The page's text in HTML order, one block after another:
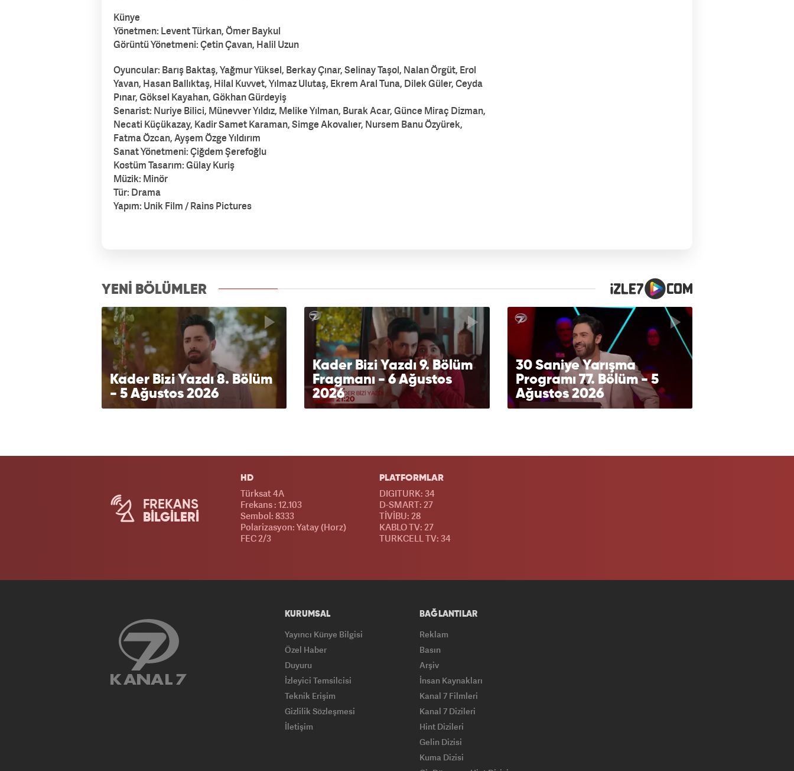
Künye
Yönetmen: Levent Türkan, Ömer Baykul
Görüntü Yönetmeni: Çetin Çavan, Halil Uzun
Oyuncular: Barış Baktaş, Yağmur Yüksel, Berkay Çınar, Selinay Taşol, Nalan Örgüt, Erol
Yavan, Hasan Ballıktaş, Hilal Kuvvet, Yılmaz Ulutaş, Ekrem Aral Tuna, Dilek Güler, Ceyda
Pınar, Göksel Kayahan, Gökhan Gürdeyiş
Senarist: Nuriye Bilici, Münevver Yıldız, Melike Yılman, Burak Acar, Günce Miraç Dizman,
Necati Küçükazay, Kadir Samet Karaman, Simge Akovalıer, Nursem Banu Özyürek,
Fatma Özcan, Ayşem Özge Yıldırım
Sanat Yönetmeni: Çiğdem Şerefoğlu
Kostüm Tasarım: Gülay Kuriş
Müzik: Minör
Tür: Drama
Yapım: Unik Film / Rains Pictures
YENİ BÖLÜMLER
Kader Bizi Yazdı 8. Bölüm
- 5 Ağustos 2026
Kader Bizi Yazdı 9. Bölüm
Fragmanı - 6 Ağustos
2026
30 Saniye Yarışma
Programı 77. Bölüm - 5
Ağustos 2026
FREKANS
BİLGİLERİ
HD
Türksat 4A
Frekans : 12.103
Sembol: 8333
Polarizasyon: Yatay (Horz)
FEC 2/3
PLATFORMLAR
DIGITURK: 34
D-SMART: 27
TİVİBU: 28
KABLO TV: 27
TURKCELL TV: 34
KURUMSAL
Yayıncı Künye Bilgisi
Özel Haber
Duyuru
İzleyici Temsilcisi
Teknik Erişim
Gizlilik Sözleşmesi
İletişim
BAĞLANTILAR
Reklam
Basın
Arşiv
İnsan Kaynakları
Kanal 7 Filmleri
Kanal 7 Dizileri
Hint Dizileri
Gelin Dizisi
Kuma Dizisi